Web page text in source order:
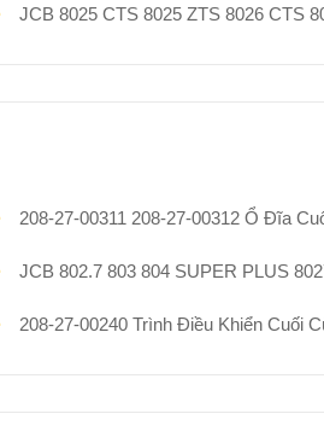
JCB 8025 CTS 8025 ZTS 8026 CTS 8030 ZTS 8035 ZTS Bơm Thủy Lực Chính 20/925741 20/925683 20/925685
208-27-00311 208-27-00312 Ổ Đĩa Cuối Cùng Cho KOMATSU pc400-7 pc400-8 pc450-7 pc450-8 LC Động Cơ
JCB 802.7 803 804 SUPER PLUS 8027z 8032z 8027 8032 ZTS Động Cơ Du Lịch Dẫn Động Cuối Cùng Có Hộp Số 20/925259 20/925371 20/
208-27-00240 Trình Điều Khiển Cuối Cùng Cho pc400-7 pc400lc-7 pc450-7 pc450lc-7 Bộ Phận Máy Xúc